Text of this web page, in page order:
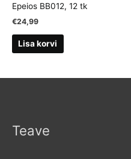
Epeios BB012, 12 tk
€24,99
Lisa korvi
Teave